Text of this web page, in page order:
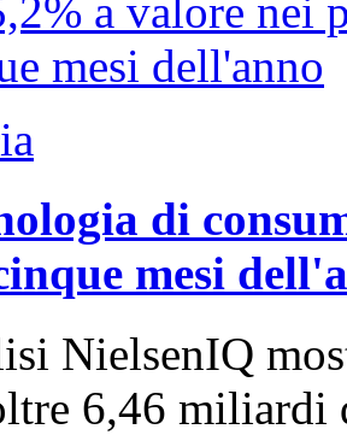
di
mesi
NielsenIQ
6,46